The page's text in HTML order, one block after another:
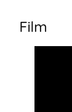
Film